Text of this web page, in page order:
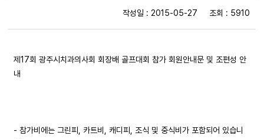
작성일 : 2015-05-27 조회 : 5910
제17회 광주시치과의사회 회장배 골프대회 참가 회원안내문 및 조편성 안
내
- 참가비에는 그린피, 카트비, 캐디피, 조식 및 중식비가 포함되어 있습니